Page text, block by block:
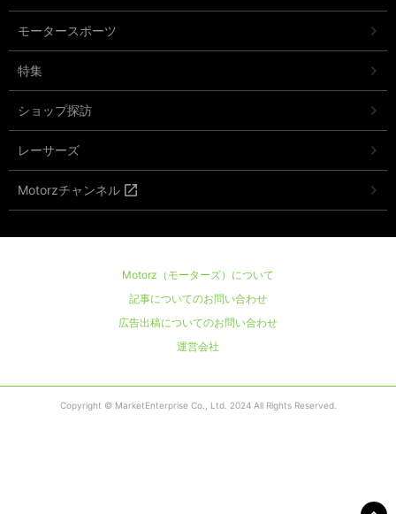
モータースポーツ
特集
ショップ探訪
レーサーズ
Motorzチャンネル
Motorz（モーターズ）について
記事についてのお問い合わせ
広告出稿についてのお問い合わせ
運営会社
Copyright © MarketEnterprise Co., Ltd. 2024 All Rights Reserved.